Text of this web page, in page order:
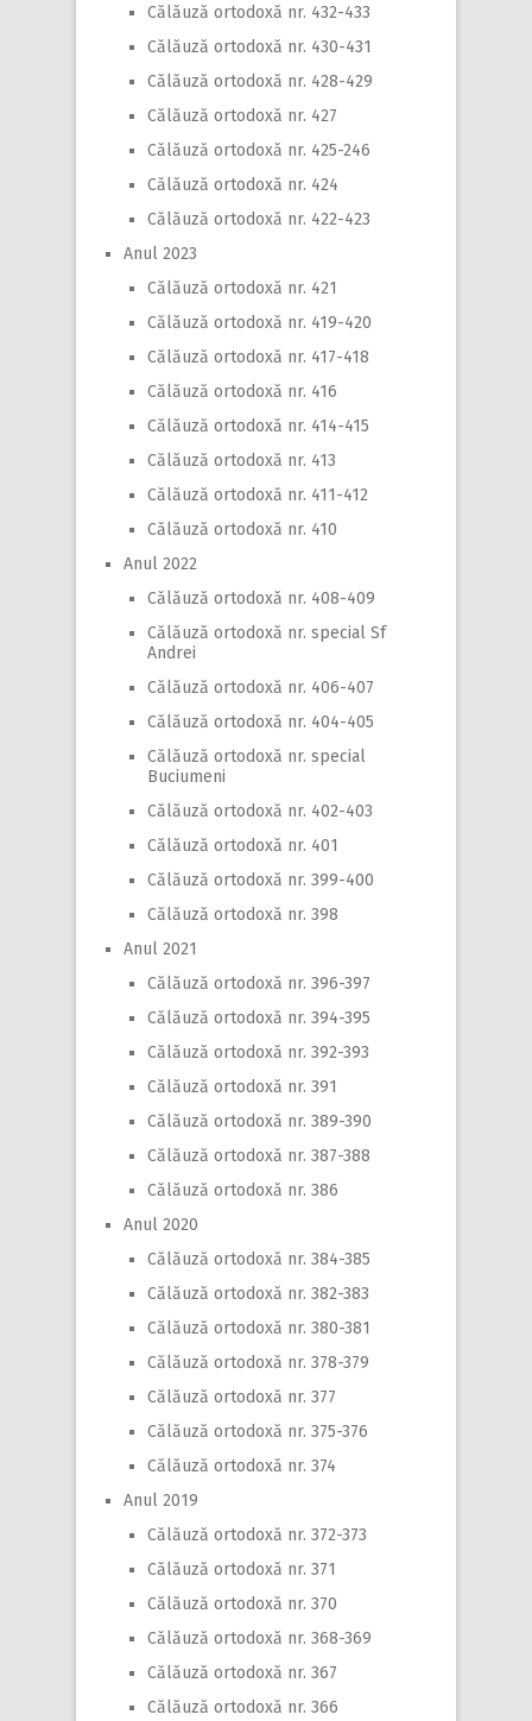
Călăuză ortodoxă nr. 432-433
Călăuză ortodoxă nr. 430-431
Călăuză ortodoxă nr. 428-429
Călăuză ortodoxă nr. 427
Călăuză ortodoxă nr. 425-246
Călăuză ortodoxă nr. 424
Călăuză ortodoxă nr. 422-423
Anul 2023
Călăuză ortodoxă nr. 421
Călăuză ortodoxă nr. 419-420
Călăuză ortodoxă nr. 417-418
Călăuză ortodoxă nr. 416
Călăuză ortodoxă nr. 414-415
Călăuză ortodoxă nr. 413
Călăuză ortodoxă nr. 411-412
Călăuză ortodoxă nr. 410
Anul 2022
Călăuză ortodoxă nr. 408-409
Călăuză ortodoxă nr. special Sf
Andrei
Călăuză ortodoxă nr. 406-407
Călăuză ortodoxă nr. 404-405
Călăuză ortodoxă nr. special
Buciumeni
Călăuză ortodoxă nr. 402-403
Călăuză ortodoxă nr. 401
Călăuză ortodoxă nr. 399-400
Călăuză ortodoxă nr. 398
Anul 2021
Călăuză ortodoxă nr. 396-397
Călăuză ortodoxă nr. 394-395
Călăuză ortodoxă nr. 392-393
Călăuză ortodoxă nr. 391
Călăuză ortodoxă nr. 389-390
Călăuză ortodoxă nr. 387-388
Călăuză ortodoxă nr. 386
Anul 2020
Călăuză ortodoxă nr. 384-385
Călăuză ortodoxă nr. 382-383
Călăuză ortodoxă nr. 380-381
Călăuză ortodoxă nr. 378-379
Călăuză ortodoxă nr. 377
Călăuză ortodoxă nr. 375-376
Călăuză ortodoxă nr. 374
Anul 2019
Călăuză ortodoxă nr. 372-373
Călăuză ortodoxă nr. 371
Călăuză ortodoxă nr. 370
Călăuză ortodoxă nr. 368-369
Călăuză ortodoxă nr. 367
Călăuză ortodoxă nr. 366